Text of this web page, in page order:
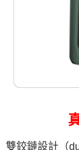
雙鉸鏈設計（